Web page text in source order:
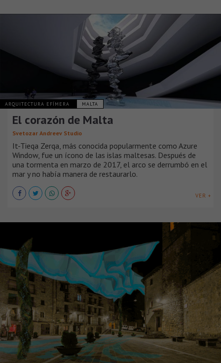
ARQUITECTURA EFÍMERA MALTA
El corazón de Malta
Svetozar Andreev Studio
It-Tieqa Zerqa, más conocida popularmente como Azure
Window, fue un ícono de las islas maltesas. Después de
una tormenta en marzo de 2017, el arco se derrumbó en el
mar y no había manera de restaurarlo.
VER +